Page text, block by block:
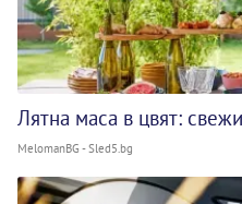
Лятна маса в цвят:
MelomanBG - Sled5.bg